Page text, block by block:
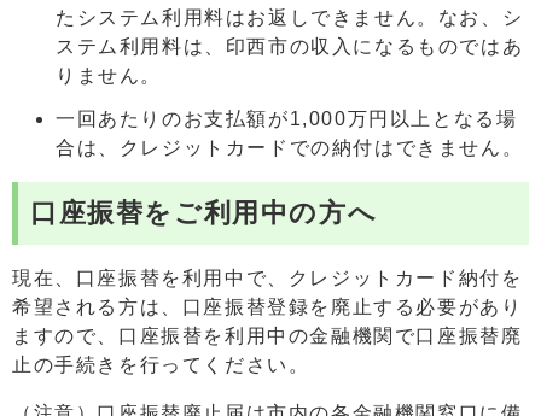
たシステム利用料はお返しできません。なお、シ
ステム利用料は、印西市の収入になるものではあ
りません。
一回あたりのお支払額が1,000万円以上となる場
合は、クレジットカードでの納付はできません。
口座振替をご利用中の方へ
現在、口座振替を利用中で、クレジットカード納付を
希望される方は、口座振替登録を廃止する必要があり
ますので、口座振替を利用中の金融機関で口座振替廃
止の手続きを行ってください。